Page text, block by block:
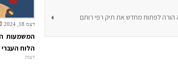
הורה לפתוח מחדש את תיק רפי רותם
דצמ 18, 2024
המשמעות
הלוח העברי
דעות